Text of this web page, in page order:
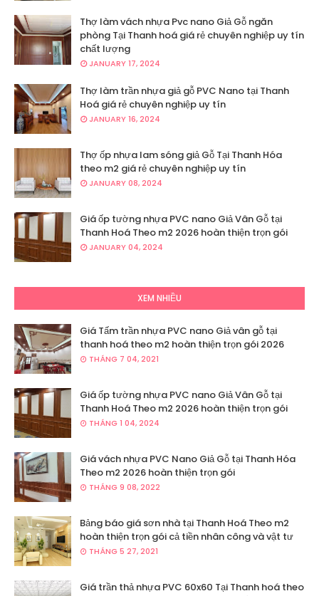
Thợ làm vách nhựa Pvc nano Giả Gỗ ngăn
phòng Tại Thanh hoá giá rẻ chuyên nghiệp uy tín
chất lượng
JANUARY 17, 2024
Thợ làm trần nhựa giả gỗ PVC Nano tại Thanh
Hoá giá rẻ chuyên nghiệp uy tín
JANUARY 16, 2024
Thợ ốp nhựa lam sóng giả Gỗ Tại Thanh Hóa
theo m2 giá rẻ chuyên nghiệp uy tín
JANUARY 08, 2024
Giá ốp tường nhựa PVC nano Giả Vân Gỗ tại
Thanh Hoá Theo m2 2026 hoàn thiện trọn gói
JANUARY 04, 2024
XEM NHIỀU
Giá Tấm trần nhựa PVC nano Giả vân gỗ tại
thanh hoá theo m2 hoàn thiện trọn gói 2026
THÁNG 7 04, 2021
Giá ốp tường nhựa PVC nano Giả Vân Gỗ tại
Thanh Hoá Theo m2 2026 hoàn thiện trọn gói
THÁNG 1 04, 2024
Giá vách nhựa PVC Nano Giả Gỗ tại Thanh Hóa
Theo m2 2026 hoàn thiện trọn gói
THÁNG 9 08, 2022
Bảng báo giá sơn nhà tại Thanh Hoá Theo m2
hoàn thiện trọn gói cả tiền nhân công và vật tư
THÁNG 5 27, 2021
Giá trần thả nhựa PVC 60x60 Tại Thanh hoá theo